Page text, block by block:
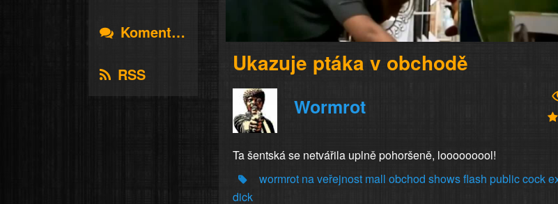
Komentáře
RSS Ukazuje ptáka v obchodě
Wormrot
Ta šentská se netvářila uplně pohoršeně, looooooool!
wormrot naveřejnost mall obchod showsflash publiccock
dick